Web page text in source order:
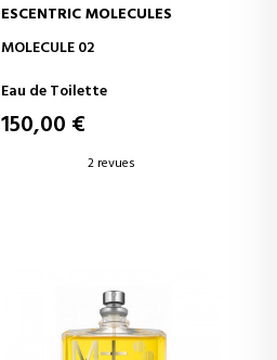
AJOUTER AU PANIER
ESCENTRIC MOLECULES
MOLECULE 02
Eau de Toilette
150,00 €
2 revues